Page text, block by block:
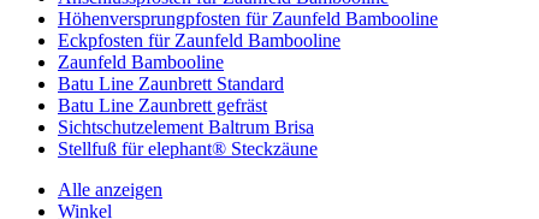
Höhenversprungpfosten für Zaunfeld Bambooline
Eckpfosten für Zaunfeld Bambooline
Zaunfeld Bambooline
Batu Line Zaunbrett Standard
Batu Line Zaunbrett gefräst
Sichtschutzelement Baltrum Brisa
Stellfuß für elephant® Steckzäune
Alle anzeigen
Winkel